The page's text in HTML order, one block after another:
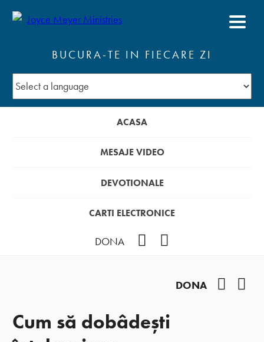
BUCURA-TE IN FIECARE ZI
ACASA
MESAJE VIDEO
DEVOTIONALE
CARTI ELECTRONICE
DONA
DONA
Cum să dobâdești